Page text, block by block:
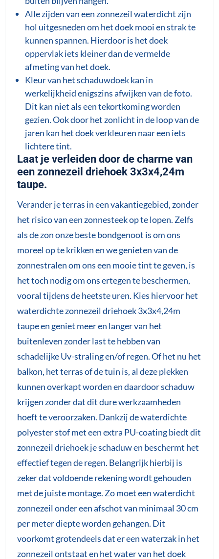
Alle zijden van een zonnezeil waterdicht zijn
hol uitgesneden om het doek mooi en strak te
kunnen spannen. Hierdoor is het doek
oppervlak iets kleiner dan de vermelde
afmeting van het doek.
Kleur van het schaduwdoek kan in
werkelijkheid enigszins afwijken van de foto.
Dit kan niet als een tekortkoming worden
gezien. Ook door het zonlicht in de loop van de
jaren kan het doek verkleuren naar een iets
lichtere tint.
Laat je verleiden door de charme van
een zonnezeil driehoek 3x3x4,24m
taupe.
Verander je terras in een vakantiegebied, zonder
het risico van een zonnesteek op te lopen. Zelfs
als de zon onze beste bondgenoot is om ons
moreel op te krikken en we genieten van de
zonnestralen om ons een mooie tint te geven, is
het toch nodig om ons ertegen te beschermen,
vooral tijdens de heetste uren. Kies hiervoor het
waterdichte zonnezeil driehoek 3x3x4,24m
taupe en geniet meer en langer van het
buitenleven zonder last te hebben van
schadelijke Uv-straling en/of regen. Of het nu het
balkon, het terras of de tuin is, al deze plekken
kunnen overkapt worden en daardoor schaduw
krijgen zonder dat dit dure werkzaamheden
hoeft te veroorzaken. Dankzij de waterdichte
polyester stof met een extra PU-coating biedt dit
zonnezeil driehoek je schaduw en beschermt het
effectief tegen de regen. Belangrijk hierbij is
zeker dat voldoende rekening wordt gehouden
met de juiste montage. Zo moet een waterdicht
zonnezeil onder een afschot van minimaal 30 cm
per meter diepte worden gehangen. Dit
voorkomt grotendeels dat er een waterzak in het
zonnezeil ontstaat en het water van het doek